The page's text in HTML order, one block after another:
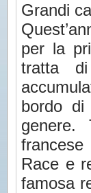
Grandi
per la
tratta
bordo di
genere.
Race e
famosa